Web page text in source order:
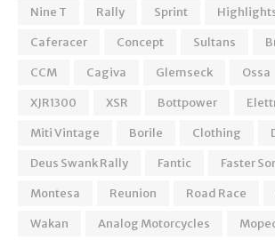
Nine T
Rally Sprint
Caferacer
Concept Sultans
CCM
Cagiva Glemseck Ossa
XJR1300
XSR Bottpower
Miti Vintage
Borile Clothing
Deus Swank Rally
Fantic Faster
Montesa
Reunion Road Race
Wakan
Analog Motorcycles